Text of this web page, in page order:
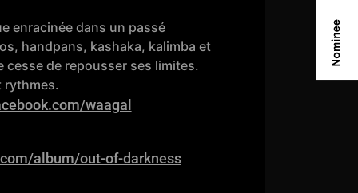
enracinée dans un passé
handpans, kashaka, kalimba et
de repousser ses limites.
rythmes.
waagal
album/out-of-darkness